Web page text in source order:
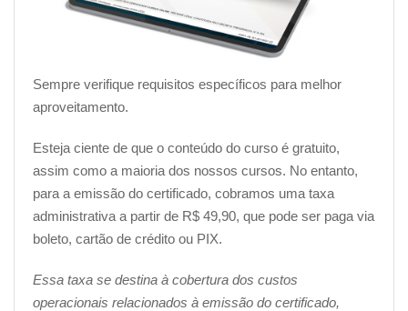
Sempre verifique requisitos específicos para melhor
aproveitamento.
Esteja ciente de que o conteúdo do curso é gratuito,
assim como a maioria dos nossos cursos. No entanto,
para a emissão do certificado, cobramos uma taxa
administrativa a partir de R$ 49,90, que pode ser paga via
boleto, cartão de crédito ou PIX.
Essa taxa se destina à cobertura dos custos
operacionais relacionados à emissão do certificado,